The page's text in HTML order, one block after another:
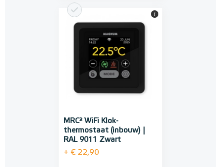
MRC² WiFi Klok-
thermostaat (inbouw) |
RAL 9011 Zwart
+ € 22,90
i